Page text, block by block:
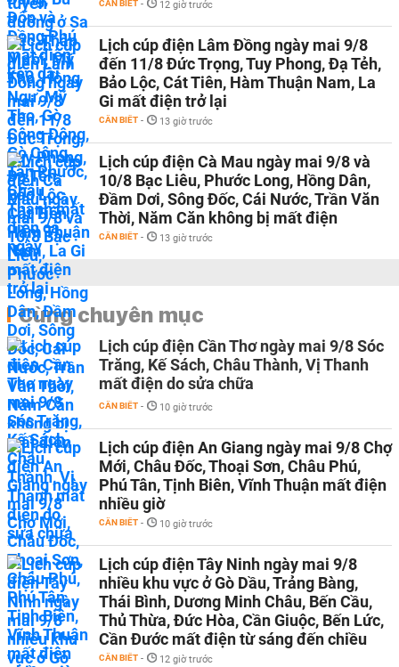
CẦN BIẾT - 12 giờ trước
Lịch cúp điện Lâm Đồng ngày mai 9/8
đến 11/8 Đức Trọng, Tuy Phong, Đạ Tẻh,
Bảo Lộc, Cát Tiên, Hàm Thuận Nam, La
Gi mất điện trở lại
CẦN BIẾT - 13 giờ trước
Lịch cúp điện Cà Mau ngày mai 9/8 và
10/8 Bạc Liêu, Phước Long, Hồng Dân,
Đầm Dơi, Sông Đốc, Cái Nước, Trần Văn
Thời, Năm Căn không bị mất điện
CẦN BIẾT - 13 giờ trước
Cùng chuyên mục
Lịch cúp điện Cần Thơ ngày mai 9/8 Sóc
Trăng, Kế Sách, Châu Thành, Vị Thanh
mất điện do sửa chữa
CẦN BIẾT - 10 giờ trước
Lịch cúp điện An Giang ngày mai 9/8 Chợ
Mới, Châu Đốc, Thoại Sơn, Châu Phú,
Phú Tân, Tịnh Biên, Vĩnh Thuận mất điện
nhiều giờ
CẦN BIẾT - 10 giờ trước
Lịch cúp điện Tây Ninh ngày mai 9/8
nhiều khu vực ở Gò Dầu, Trảng Bàng,
Thái Bình, Dương Minh Châu, Bến Cầu,
Thủ Thừa, Đức Hòa, Cần Giuộc, Bến Lức,
Cần Đước mất điện từ sáng đến chiều
CẦN BIẾT - 12 giờ trước